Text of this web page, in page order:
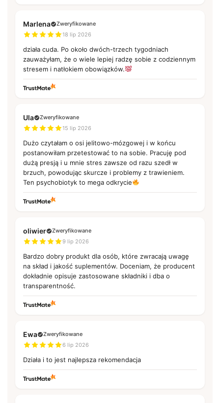
Marlena
Zweryfikowane
18 lip 2026
działa cuda. Po około dwóch-trzech tygodniach
zauważyłam, że o wiele lepiej radzę sobie z codziennym
stresem i natłokiem obowiązków.
Ula
Zweryfikowane
15 lip 2026
Dużo czytałam o osi jelitowo-mózgowej i w końcu
postanowiłam przetestować to na sobie. Pracuję pod
dużą presją i u mnie stres zawsze od razu szedł w
brzuch, powodując skurcze i problemy z trawieniem.
Ten psychobiotyk to mega odkrycie
oliwier
Zweryfikowane
9 lip 2026
Bardzo dobry produkt dla osób, które zwracają uwagę
na skład i jakość suplementów. Doceniam, że producent
dokładnie opisuje zastosowane składniki i dba o
transparentność.
Ewa
Zweryfikowane
6 lip 2026
Działa i to jest najlepsza rekomendacja